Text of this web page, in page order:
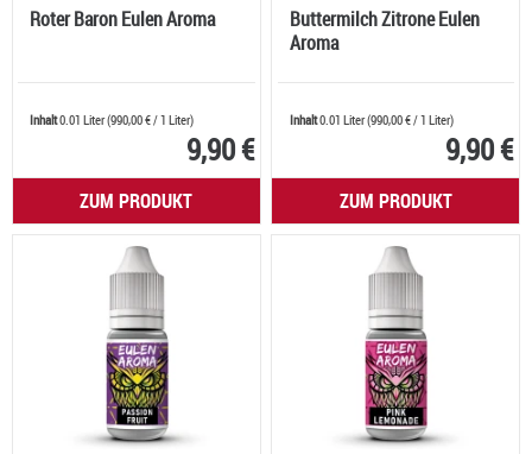
Roter Baron Eulen Aroma
Inhalt0.01 Liter(990,00 €/ 1 Liter)
9,90 €
ZUM PRODUKT
Buttermilch Zitrone Eulen
Aroma
Inhalt0.01 Liter(990,00 €/ 1 Liter)
9,90 €
ZUM PRODUKT